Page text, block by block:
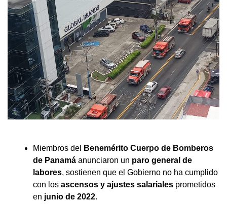
Miembros del
Benemérito Cuerpo de Bomberos
de Panamá anunciaron un paro general de
labores, sostienen que el Gobierno no ha cumplido
con los ascensos y ajustes salariales prometidos
en junio de 2022.